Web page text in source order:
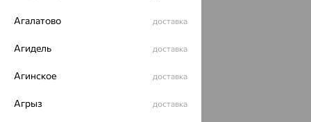
Агалатово доставка
Агидель доставка
Агинское доставка
Агрыз доставка